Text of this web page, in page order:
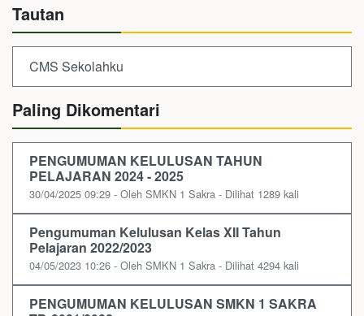
Tautan
CMS Sekolahku
Paling Dikomentari
PENGUMUMAN KELULUSAN TAHUN
PELAJARAN 2024 - 2025
30/04/2025 09:29 - Oleh SMKN 1 Sakra - Dilihat 1289 kali
Pengumuman Kelulusan Kelas XII Tahun
Pelajaran 2022/2023
04/05/2023 10:26 - Oleh SMKN 1 Sakra - Dilihat 4294 kali
PENGUMUMAN KELULUSAN SMKN 1 SAKRA